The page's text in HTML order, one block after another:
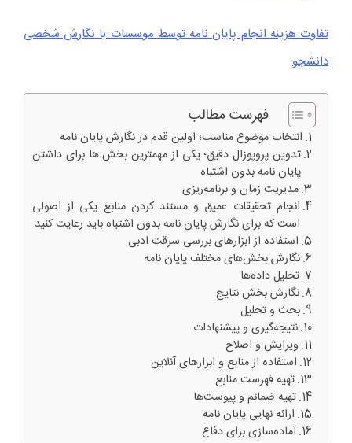
تفاوت هزینه انجام پایان نامه توسط موسسات با نگارش شخصی
دانشجو
فهرست مطالب
انتخاب موضوع مناسب؛ اولین قدم در نگارش پایان نامه
تدوین پروپوزال دقیق؛ یکی از مهمترین بخش ها برای داشتن
پایان نامه بدون اشتباه
مدیریت زمان و برنامه‌ریزی
انجام تحقیقات عمیق و مستند کردن منابع یکی از اصولی
است که برای نگارش پایان نامه بدون اشتباه باید رعایت کنید
استفاده از ابزارهای بررسی سرقت ادبی
نگارش بخش‌های مختلف پایان نامه
تحلیل داده‌ها
نگارش بخش نتایج
بحث و تحلیل
نتیجه‌گیری و پیشنهادات
ویرایش و اصلاح
استفاده از منابع و ابزارهای آنلاین
تهیه فهرست منابع
تهیه ضمائم و پیوست‌ها
ارائه نهایی پایان نامه
آماده‌سازی برای دفاع